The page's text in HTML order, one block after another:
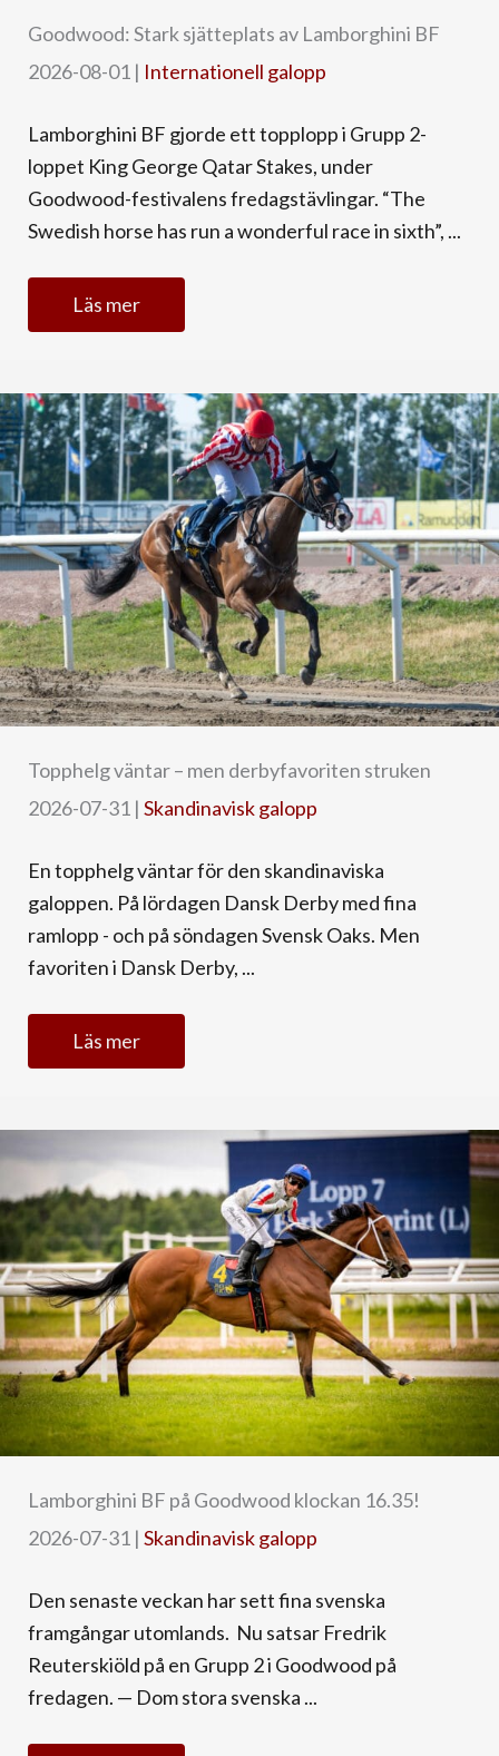
Goodwood: Stark sjätteplats av Lamborghini BF
2026-08-01 | Internationell galopp
Lamborghini BF gjorde ett topplopp i Grupp 2-
loppet King George Qatar Stakes, under
Goodwood-festivalens fredagstävlingar. “The
Swedish horse has run a wonderful race in sixth”, ...
Läs mer
Topphelg väntar – men derbyfavoriten struken
2026-07-31 | Skandinavisk galopp
En topphelg väntar för den skandinaviska
galoppen. På lördagen Dansk Derby med fina
ramlopp - och på söndagen Svensk Oaks. Men
favoriten i Dansk Derby, ...
Läs mer
Lamborghini BF på Goodwood klockan 16.35!
2026-07-31 | Skandinavisk galopp
Den senaste veckan har sett fina svenska
framgångar utomlands. Nu satsar Fredrik
Reuterskiöld på en Grupp 2 i Goodwood på
fredagen. — Dom stora svenska ...